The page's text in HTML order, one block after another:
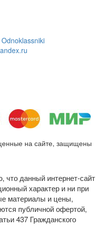
Odnoklassniki
на сайте, защищены
данный интернет-сайт
характер и ни при
материалы и цены,
публичной офертой,
437 Гражданского